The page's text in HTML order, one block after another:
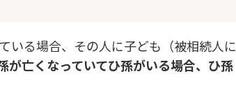
いる場合、その人に子ども（被相続人に
が亡くなっていてひ孫がいる場合、ひ孫